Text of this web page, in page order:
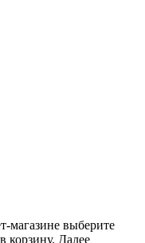
магазине выберите
корзину. Далее